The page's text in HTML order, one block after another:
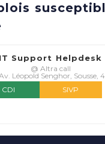
IT Support Helpdesk
@ Altra call
Léopold Senghor, Sousse,
CDI
SIVP